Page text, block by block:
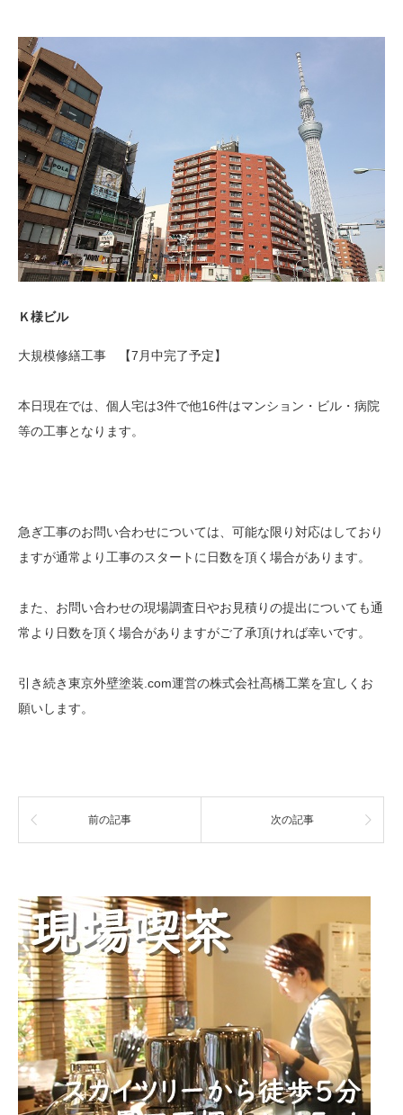
Ｋ様ビル
大規模修繕工事 【7月中完了予定】
本日現在では、個人宅は3件で他16件はマンション・ビル・病院
等の工事となります。
急ぎ工事のお問い合わせについては、可能な限り対応はしており
ますが通常より工事のスタートに日数を頂く場合があります。
また、お問い合わせの現場調査日やお見積りの提出についても通
常より日数を頂く場合がありますがご了承頂ければ幸いです。
引き続き東京外壁塗装.com運営の株式会社髙橋工業を宜しくお
願いします。
前の記事 次の記事